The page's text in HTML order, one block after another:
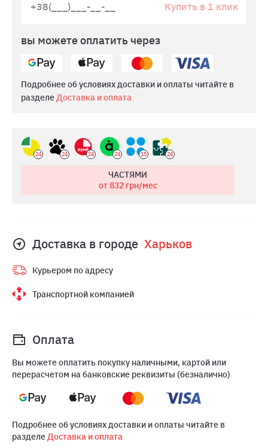
Купить в 1 клик
вы можете оплатить через
Подробнее об условиях доставки и оплаты читайте в
разделеДоставка и оплата
24 24 24 24 15 24
ЧАСТЯМИ
от 832грн/мес
Доставка в городе Харьков
Курьером по адресу
Транспортной компанией
Оплата
Вы можете оплатить покупку наличными, картой или
перерасчетом на банковские реквизиты (безналично)
Подробнее об условиях доставки и оплаты читайте в
разделеДоставка и оплата